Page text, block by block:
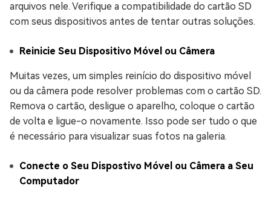
arquivos nele. Verifique a compatibilidade do cartão SD
com seus dispositivos antes de tentar outras soluções.
Reinicie Seu Dispositivo Móvel ou Câmera
Muitas vezes, um simples reinício do dispositivo móvel
ou da câmera pode resolver problemas com o cartão SD.
Remova o cartão, desligue o aparelho, coloque o cartão
de volta e ligue-o novamente. Isso pode ser tudo o que
é necessário para visualizar suas fotos na galeria.
Conecte o Seu Dispostivo Móvel ou Câmera a Seu
Computador